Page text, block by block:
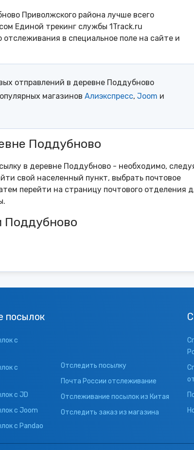
Приволжского района лучше всего
Единой трекинг службы 1Track.ru
в специальное поле на сайте и
отправлений в деревне Поддубново
магазинов Алиэкспресс, Joom и
Поддубново
в деревне Поддубново - необходимо,
свой населенный пункт, выбрать почтовое
перейти на страницу почтового отделения
Поддубново
посылок
с
с
с JD
с Joom
с Pandao
Отследить посылку
Почта России отслеживание
Отслеживание посылок из Китая
Отследить заказ из магазина